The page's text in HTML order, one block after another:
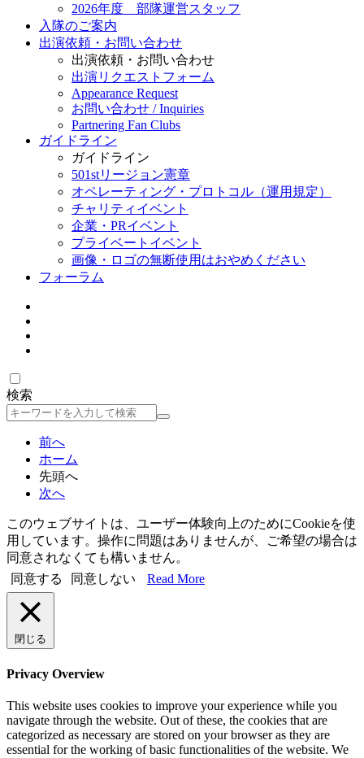
2026年度 部隊運営スタッフ
入隊のご案内
出演依頼・お問い合わせ
出演依頼・お問い合わせ
出演リクエストフォーム
Appearance Request
お問い合わせ / Inquiries
Partnering Fan Clubs
ガイドライン
ガイドライン
501stリージョン憲章
オペレーティング・プロトコル（運用規定）
チャリティイベント
企業・PRイベント
プライベートイベント
画像・ロゴの無断使用はおやめください
フォーラム
検索
検
前へ
ホーム
先頭へ
次へ
このウェブサイトは、ユーザー体験向上のためにCookieを使
用しています。操作に問題はありませんが、ご希望の場合は
同意されなくても構いません。
同意する
同意しない Read More
閉じる
Privacy Overview
This website uses cookies to improve your experience while you
navigate through the website. Out of these, the cookies that are
categorized as necessary are stored on your browser as they are
essential for the working of basic functionalities of the website. We